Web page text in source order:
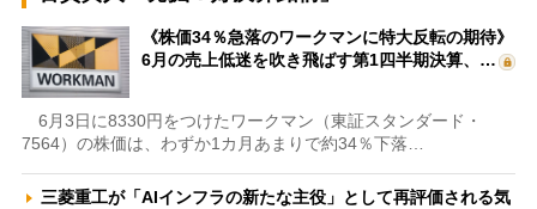
《株価34％急落のワークマンに特大反転の期待》
6月の売上低迷を吹き飛ばす第1四半期決算、…
6月3日に8330円をつけたワークマン（東証スタンダード・
7564）の株価は、わずか1カ月あまりで約34％下落…
三菱重工が「AIインフラの新たな主役」として再評価される気